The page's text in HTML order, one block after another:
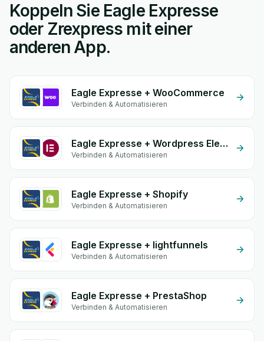
Koppeln Sie Eagle Expresse
oder Zrexpress mit einer
anderen App.
Eagle Expresse + WooCommerce
Verbinden & Automatisieren
Eagle Expresse + Wordpress Elementor
Verbinden & Automatisieren
Eagle Expresse + Shopify
Verbinden & Automatisieren
Eagle Expresse + lightfunnels
Verbinden & Automatisieren
Eagle Expresse + PrestaShop
Verbinden & Automatisieren